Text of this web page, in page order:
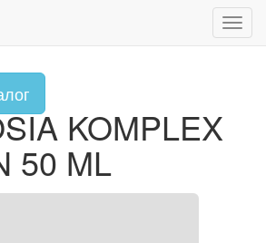
KOMPLEX
50 ML